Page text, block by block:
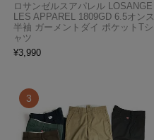
ロサンゼルスアパレル LOSANGE
LES APPAREL 1809GD 6.5オンス
半袖 ガーメントダイ ポケットTシ
ャツ
¥3,990